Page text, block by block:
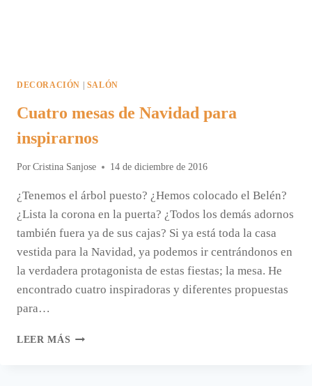
DECORACIÓN | SALÓN
Cuatro mesas de Navidad para
inspirarnos
Por Cristina Sanjose 14 de diciembre de 2016
¿Tenemos el árbol puesto? ¿Hemos colocado el Belén?
¿Lista la corona en la puerta? ¿Todos los demás adornos
también fuera ya de sus cajas? Si ya está toda la casa
vestida para la Navidad, ya podemos ir centrándonos en
la verdadera protagonista de estas fiestas; la mesa. He
encontrado cuatro inspiradoras y diferentes propuestas
para…
LEER MÁS CUATRO